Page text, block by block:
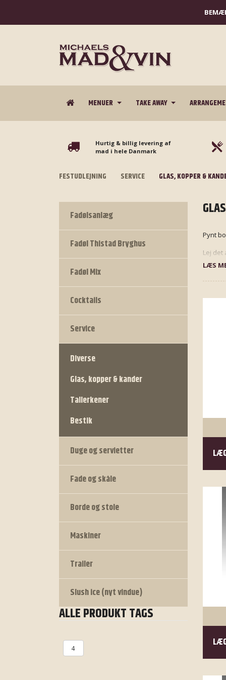
MENUER TAKE AWAY
Hurtig & billig levering af
mad i hele Danmark
FESTUDLEJNING SERVICE GLAS, KOPPER &
Fadølsanlæg
Fadøl Thistad Bryghus
Fadøl Mix
Cocktails
Service
Diverse
Glas, kopper & kander
Tallerkener
Bestik
Duge og servietter
Fade og skåle
Borde og stole
Maskiner
Trailer
Slush ice (nyt vindue)
ALLE PRODUKT TAGS
4
Pynt
Lej det
LÆS